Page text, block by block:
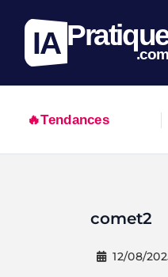
IA .com
🔥Tendances
comet2
12/08/